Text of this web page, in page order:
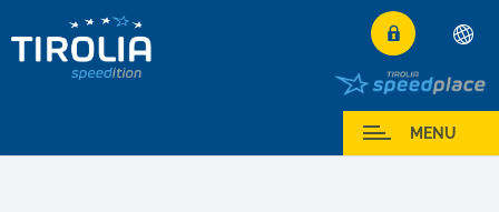
Deutsch
English
Français
MENU